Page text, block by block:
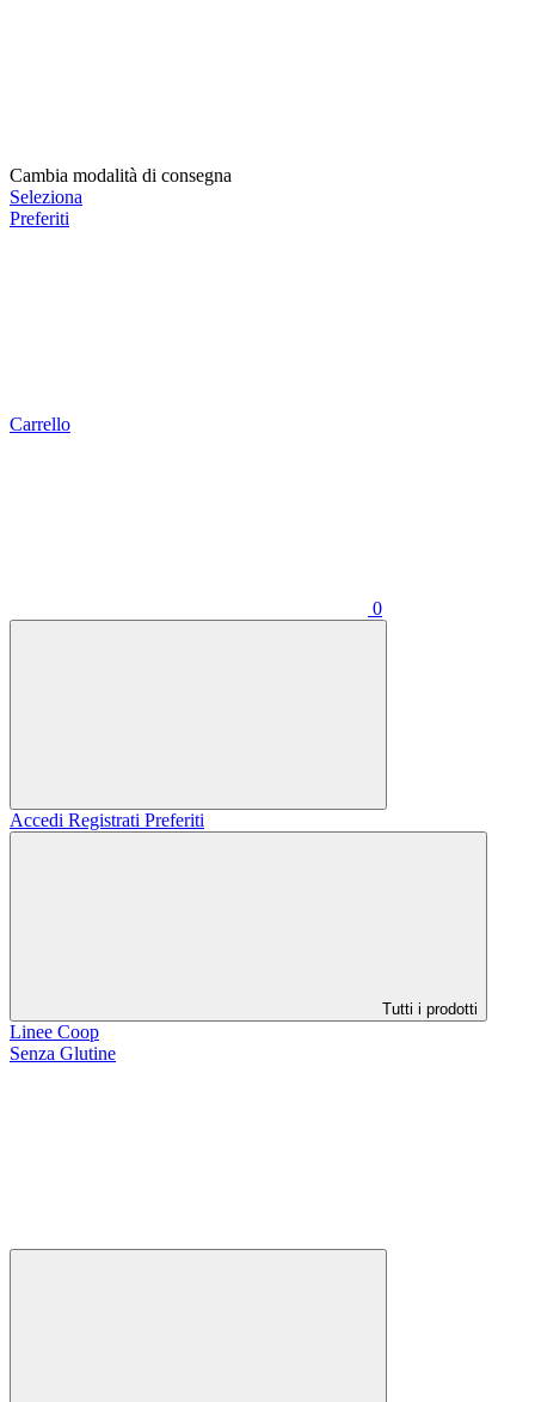
Cambia modalità di consegna
Seleziona
Preferiti
Carrello
0
Accedi Registrati Preferiti
Tutti i prodotti
Linee Coop
Senza Glutine